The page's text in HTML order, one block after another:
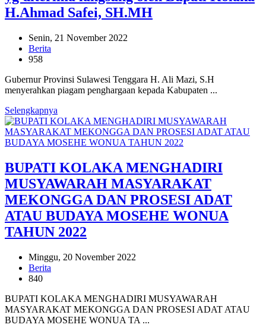
H.Ahmad Safei, SH.MH
Senin, 21 November 2022
Berita
958
Gubernur Provinsi Sulawesi Tenggara H. Ali Mazi, S.H
menyerahkan piagam penghargaan kepada Kabupaten ...
Selengkapnya
BUPATI KOLAKA MENGHADIRI
MUSYAWARAH MASYARAKAT
MEKONGGA DAN PROSESI ADAT
ATAU BUDAYA MOSEHE WONUA
TAHUN 2022
Minggu, 20 November 2022
Berita
840
BUPATI KOLAKA MENGHADIRI MUSYAWARAH
MASYARAKAT MEKONGGA DAN PROSESI ADAT ATAU
BUDAYA MOSEHE WONUA TA ...